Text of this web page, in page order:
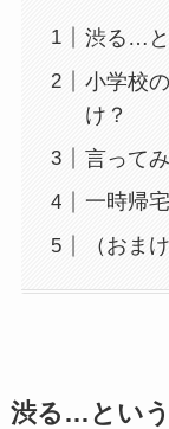
渋る…と
小学校
け？
言ってみ
一時帰
（おま
渋る…とい